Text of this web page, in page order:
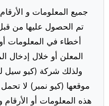
جميع المعلومات و
تم الحصول عليها من
أخطاء في المعلومات
المعلن أو خلال إدخال
ولذلك شركة (كيو سيل
موقعها (كيو نمبر) لا
هذه المعلومات أو